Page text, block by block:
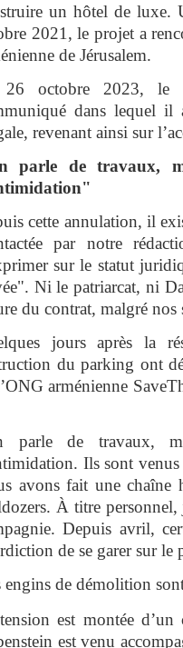
un hôtel de luxe.
2021, le projet a
de Jérusalem.
octobre 2023, le
dans lequel il
revenant ainsi sur
parle de travaux,
cette annulation, il
par notre
sur le statut
Ni le patriarcat, ni
du contrat, malgré
jours après la
du parking ont
arménienne
parle de travaux,
Ils sont venus
avons fait une chaîne
À titre personnel,
Depuis avril,
de se garer sur le
engins de démolition
est montée
est venu